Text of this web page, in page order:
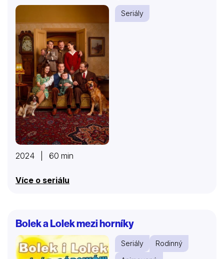
Seriály
2024 | 60 min
Více o seriálu
Bolek a Lolek mezi horníky
Seriály
Rodinný